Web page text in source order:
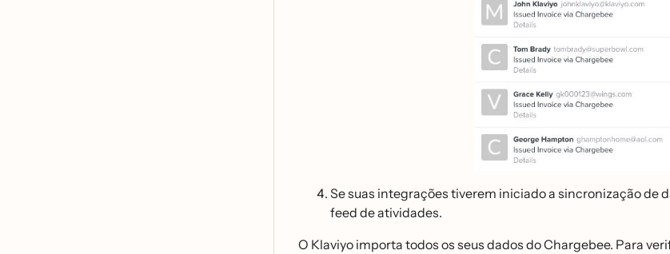
Se suas integrações tiverem iniciado a sincronização de
feed de atividades.
O Klaviyo importa todos os seus dados do Chargebee. Para